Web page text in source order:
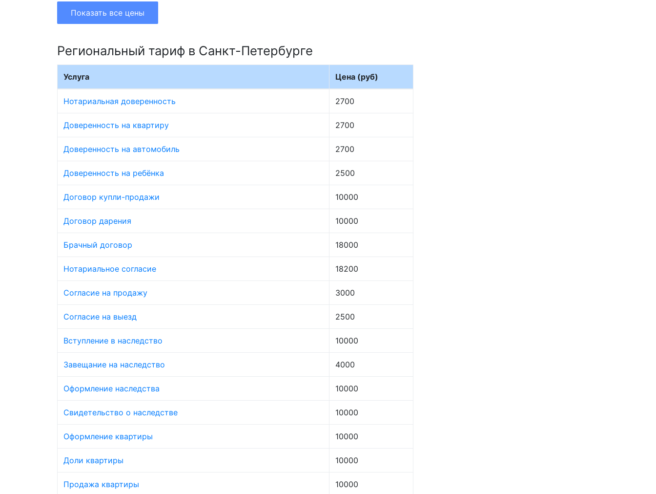
Показать все цены
Региональный тариф в Санкт-Петербурге
Услуга Цена (руб)
Нотариальная доверенность 2700
Доверенность на квартиру 2700
Доверенность на автомобиль 2700
Доверенность на ребёнка 2500
Договор купли-продажи 10000
Договор дарения 10000
Брачный договор 18000
Нотариальное согласие 18200
Согласие на продажу 3000
Согласие на выезд 2500
Вступление в наследство 10000
Завещание на наследство 4000
Оформление наследства 10000
Свидетельство о наследстве 10000
Оформление квартиры 10000
Доли квартиры 10000
Продажа квартиры 10000